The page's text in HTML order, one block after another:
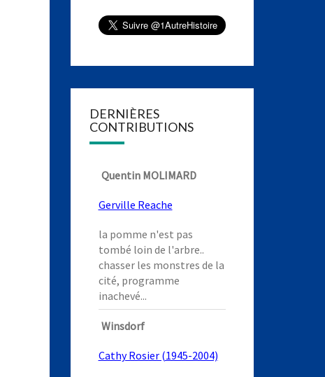
DERNIÈRES
CONTRIBUTIONS
Quentin MOLIMARD
Gerville Reache
la pomme n'est pas
tombé loin de l'arbre..
chasser les monstres de la
cité, programme
inachevé...
Winsdorf
Cathy Rosier (1945-2004)